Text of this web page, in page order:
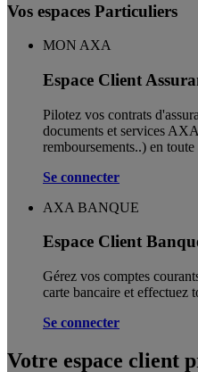
Vos espaces Particuliers
MON AXA
Espace Client
Pilotez vos contrats
documents et services
remboursements..) en toute
Se connecter
AXA BANQUE
Espace Client
Gérez vos comptes
carte bancaire et effectuez
Se connecter
Votre espace client